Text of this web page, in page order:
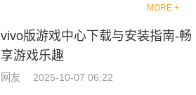
MORE +
vivo版游戏中心下载与安装指南-畅
享游戏乐趣
网友 2025-10-07 06:22